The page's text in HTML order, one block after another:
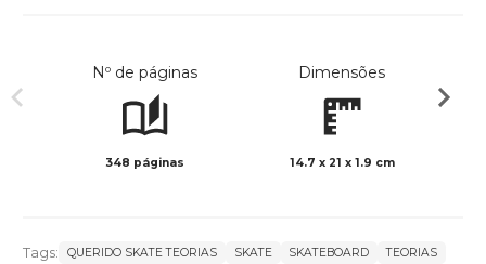
Nº de páginas
348 páginas
Dimensões
14.7 x 21 x 1.9 cm
Tags: QUERIDO SKATE TEORIAS SKATE SKATEBOARD
TEORIAS